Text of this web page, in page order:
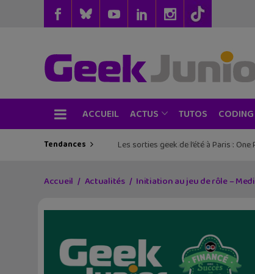
ACCUEIL ACTUS TUTOS CODING
Tendances Les sorties geek de l’été à Paris :
Accueil Actualités Initiation au jeu de rôle –